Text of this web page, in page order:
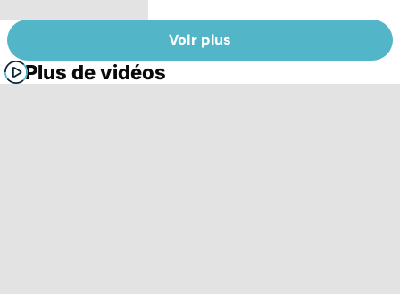
Voir plus
Plus de vidéos